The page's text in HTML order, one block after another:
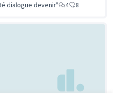
dialogue devenir" 4 8